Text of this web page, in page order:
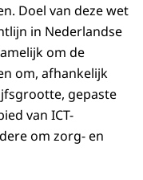
Doel van deze wet
in Nederlandse
om de
om, afhankelijk
gepaste
van ICT-
om zorg- en